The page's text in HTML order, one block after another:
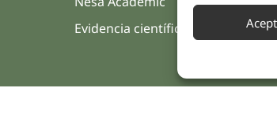
Evidencia científica